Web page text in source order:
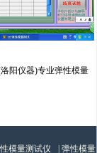
阳仪器)专业弹性模量
模量测试仪 | 弹性模量